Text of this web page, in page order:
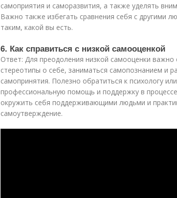
самоприятия и саморазвития, а также уделять
Важно также избегать сравнения себя с другими
таким, какой вы есть.
6. Как справиться с низкой самооценкой
Ответ: Для преодоления низкой самооценки
стереотипы о себе, заниматься самопознанием и
самопринятия. Полезно обратиться к психологу
профессиональную помощь и поддержку в
окружить себя поддерживающими людьми и
самоутверждение.